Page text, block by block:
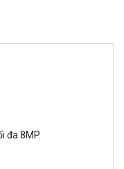
đa 8MP.